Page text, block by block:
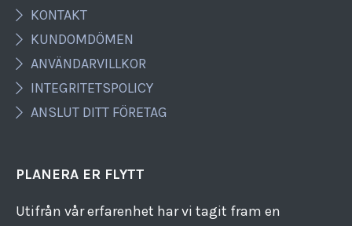
KONTAKT
KUNDOMDÖMEN
ANVÄNDARVILLKOR
INTEGRITETSPOLICY
ANSLUT DITT FÖRETAG
PLANERA ER FLYTT
Utifrån vår erfarenhet har vi tagit fram en